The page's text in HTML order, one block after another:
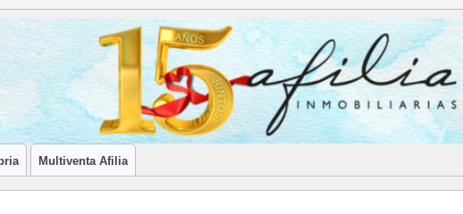
INMOBILIARIOS DE CANTABRIA
Multiventa Afilia